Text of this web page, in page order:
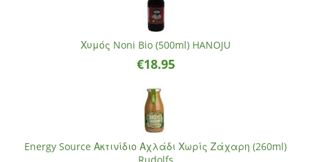
Χυμός Noni Bio (500ml) HANOJU
€18.95
Energy Source Ακτινίδιο Αχλάδι Χωρίς Ζάχαρη (260ml)